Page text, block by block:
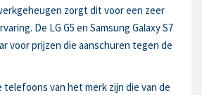
zorgt dit voor een zeer
De LG G5 en Samsung Galaxy S7
voor prijzen die aanschuren tegen de
van het merk zijn die van de